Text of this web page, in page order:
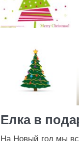
Елка в
На Новый год мы